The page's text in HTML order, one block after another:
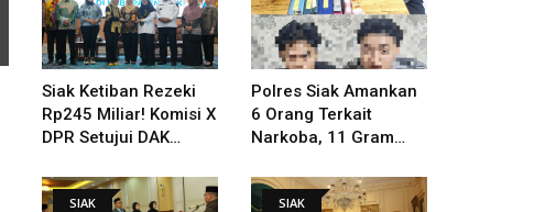
Siak Ketiban Rezeki
Rp245 Miliar! Komisi X
DPR Setujui DAK
Pemugaran Istana
Polres Siak Amankan
6 Orang Terkait
Narkoba, 11 Gram
SIAK SIAK